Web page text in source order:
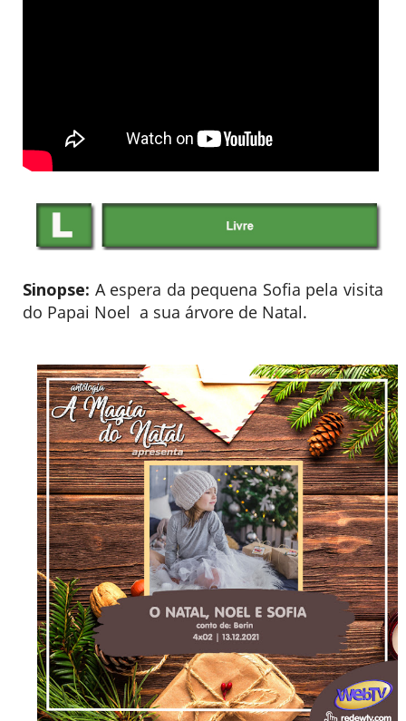
Sinopse: A espera da pequena Sofia pela visita
do Papai Noel a sua árvore de Natal.